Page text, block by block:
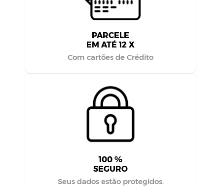
PARCELE
EM ATÉ 12 X
Com cartões de Crédito
100 %
SEGURO
Seus dados estão protegidos.